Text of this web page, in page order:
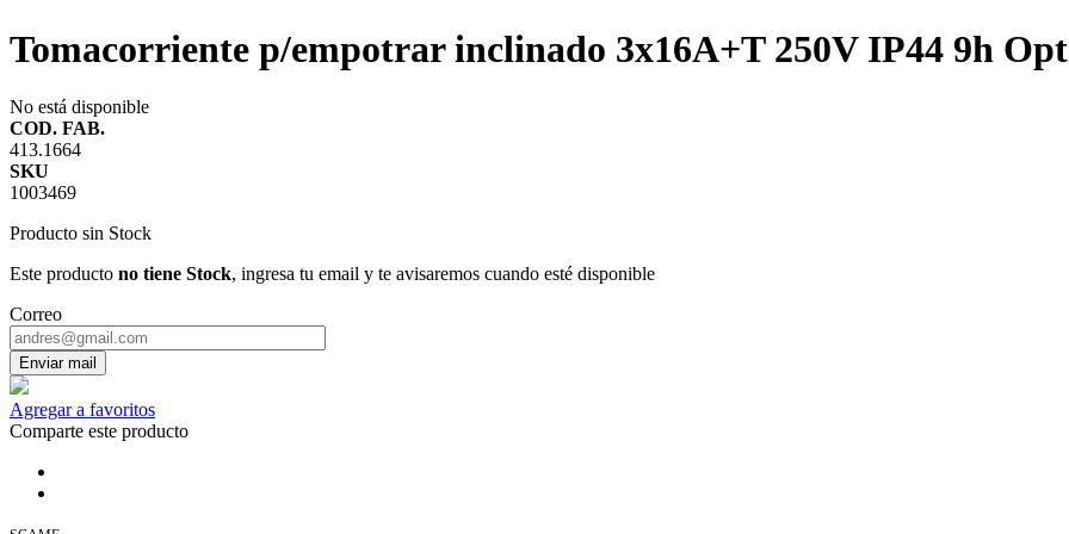
Tomacorriente p/empotrar inclinado 3x16A+T 250V IP44 9h
No está disponible
COD. FAB.
413.1664
SKU
1003469
Producto sin Stock
Este producto no tiene Stock, ingresa tu email y te avisaremos cuando esté disponible
Correo
Enviar mail
Agregar a favoritos
Comparte este producto